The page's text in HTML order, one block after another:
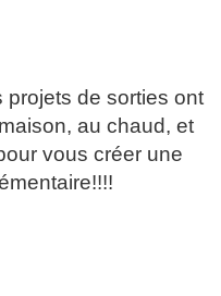
de sorties ont
au chaud, et
vous créer une